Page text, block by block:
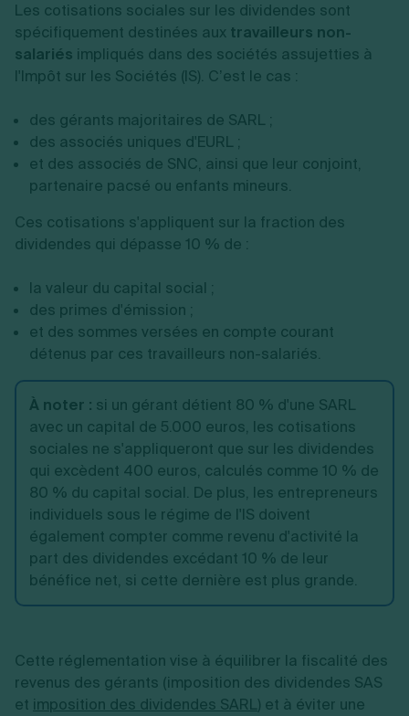
Les cotisations sociales sur les dividendes sont
spécifiquement destinées aux travailleurs non-
salariés impliqués dans des sociétés assujetties à
l'Impôt sur les Sociétés (IS). C’est le cas :
des gérants majoritaires de SARL ;
des associés uniques d'EURL ;
et des associés de SNC, ainsi que leur conjoint,
partenaire pacsé ou enfants mineurs.
Ces cotisations s'appliquent sur la fraction des
dividendes qui dépasse 10 % de :
la valeur du capital social ;
des primes d'émission ;
et des sommes versées en compte courant
détenus par ces travailleurs non-salariés.
À noter : si un gérant détient 80 % d'une SARL
avec un capital de 5.000 euros, les cotisations
sociales ne s'appliqueront que sur les dividendes
qui excèdent 400 euros, calculés comme 10 % de
80 % du capital social. De plus, les entrepreneurs
individuels sous le régime de l'IS doivent
également compter comme revenu d'activité la
part des dividendes excédant 10 % de leur
bénéfice net, si cette dernière est plus grande.
Cette réglementation vise à équilibrer la fiscalité des
revenus des gérants (imposition des dividendes SAS
et imposition des dividendes SARL) et à éviter une